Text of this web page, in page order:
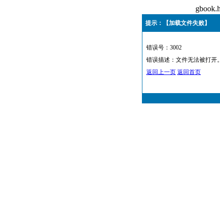
提示：【加载文件失败】
错误号：3002
错误描述：文件无法被打开
返回上一页 返回首页